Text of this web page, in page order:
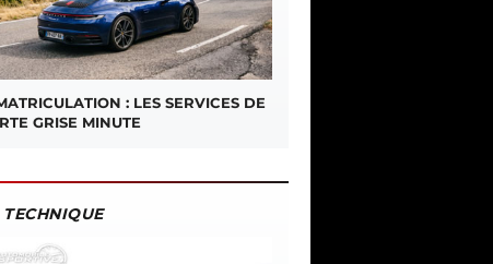
: LES SERVICES DE
GRISE MINUTE
TECHNIQUE